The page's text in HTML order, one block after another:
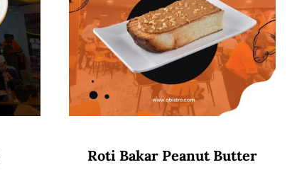
Roti Bakar Peanut Butter